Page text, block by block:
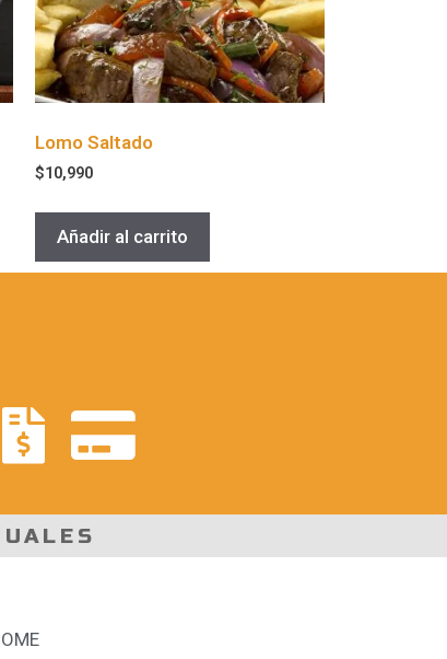
Lomo Saltado
$10,990
Añadir al carrito